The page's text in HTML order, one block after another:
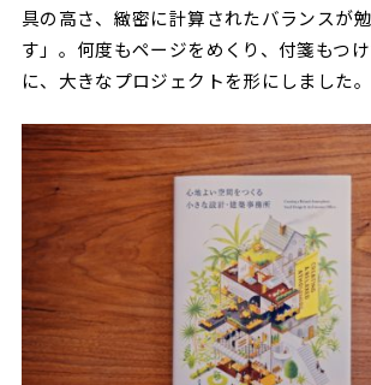
具の高さ、緻密に計算されたバランスが
す」。何度もページをめくり、付箋もつ
に、大きなプロジェクトを形にしました。